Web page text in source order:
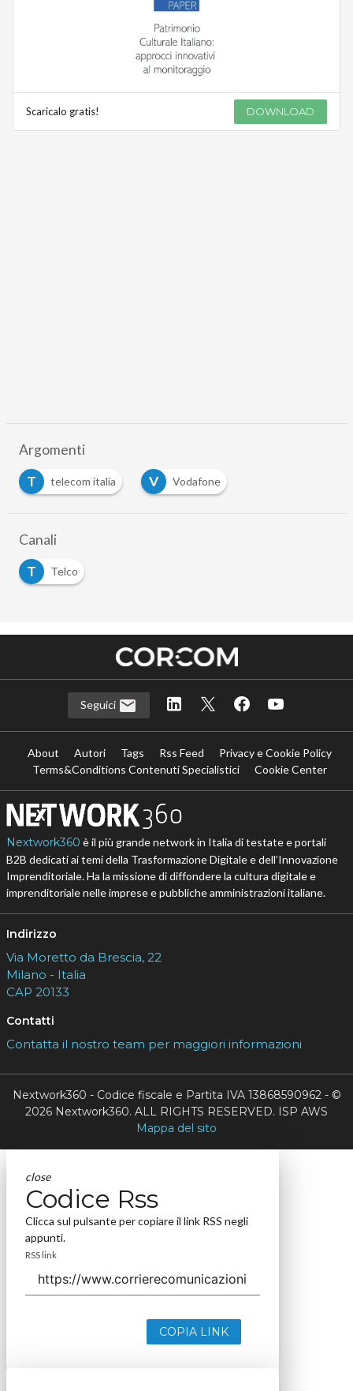
Scaricalo gratis! DOWNLOAD
Argomenti
T
telecom italia V
Vodafone
Canali
T
Telco
Seguici
About Autori Tags Rss Feed
Privacy e Cookie Policy
Terms&Conditions Contenuti Specialistici
Cookie Center
Nextwork360 è il più grande network in Italia di testate e portali
B2B dedicati ai temi della Trasformazione Digitale e dell’Innovazione
Imprenditoriale. Ha la missione di diffondere la cultura digitale e
imprenditoriale nelle imprese e pubbliche amministrazioni italiane.
Indirizzo
Via Moretto da Brescia, 22
Milano - Italia
CAP 20133
Contatti
Contatta il nostro team per maggiori informazioni
Nextwork360 - Codice fiscale e Partita IVA 13868590962 - ©
2026 Nextwork360. ALL RIGHTS RESERVED. ISP AWS
Mappa del sito
close
Codice Rss
Clicca sul pulsante per copiare il link RSS negli
appunti.
RSS link
COPIA LINK